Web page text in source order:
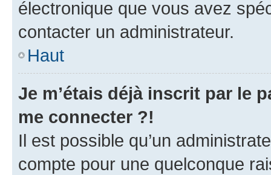
électronique que vous avez
contacter un administrateur.
Haut
Je m’étais déjà inscrit par le
me connecter ?!
Il est possible qu’un
compte pour une quelconque